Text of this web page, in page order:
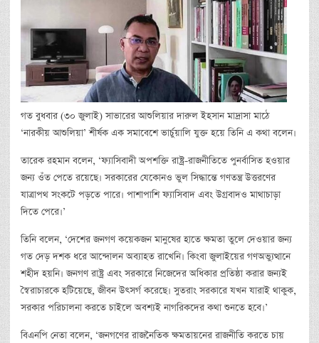
গত বুধবার (৩০ জুলাই) সাভারের আশুলিয়ার দারুল ইহসান মাদ্রাসা মাঠে
‘নারকীয় আশুলিয়া’ শীর্ষক এক সমাবেশে ভার্চুয়ালি যুক্ত হয়ে তিনি এ কথা বলেন।
তারেক রহমান বলেন, ‘ফ্যাসিবাদী অপশক্তি রাষ্ট্র-রাজনীতিতে পুনর্বাসিত হওয়ার
জন্য ওঁত পেতে রয়েছে। সরকারের যেকোনও ভুল সিদ্ধান্তে গণতন্ত্র উত্তরণের
যাত্রাপথ সংকটে পড়তে পারে। পাশাপাশি ফ্যাসিবাদ এবং উগ্রবাদও মাথাচাড়া
দিতে পেরে।’
তিনি বলেন, ‘দেশের জনগণ কয়েকজন মানুষের হাতে ক্ষমতা তুলে দেওয়ার জন্য
গত দেড় দশক ধরে আন্দোলন অব্যাহত রাখেনি। কিংবা জুলাইয়ের গণঅভ্যুত্থানে
শহীদ হয়নি। জনগণ রাষ্ট্র এবং সরকারে নিজেদের অধিকার প্রতিষ্ঠা করার জন্যই
স্বৈরাচারকে হটিয়েছে, জীবন উৎসর্গ করেছে। সুতরাং সরকারে যখন যারাই থাকুক,
সরকার পরিচালনা করতে চাইলে অবশ্যই নাগরিকদের কথা শুনতে হবে।’
বিএনপি নেতা বলেন, ‘জনগণের রাজনৈতিক ক্ষমতায়নের রাজনীতি করতে চায়